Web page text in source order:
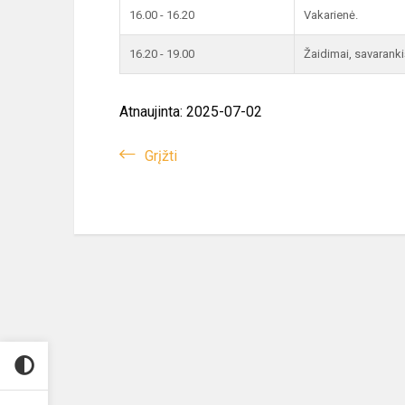
16.00 - 16.20 Vakarienė.
16.20 - 19.00 Žaidimai,
Atnaujinta: 2025-07-02
Grįžti